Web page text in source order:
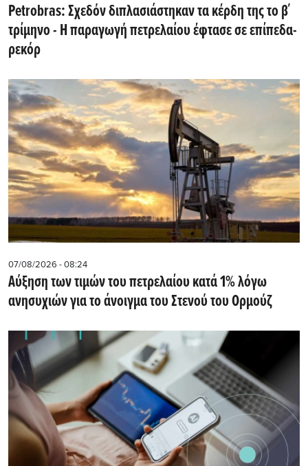
Petrobras: Σχεδόν διπλασιάστηκαν τα κέρδη της το β΄
τρίμηνο - Η παραγωγή πετρελαίου έφτασε σε επίπεδα-
ρεκόρ
07/08/2026 - 08:24
Αύξηση των τιμών του πετρελαίου κατά 1% λόγω
ανησυχιών για το άνοιγμα του Στενού του Ορμούζ